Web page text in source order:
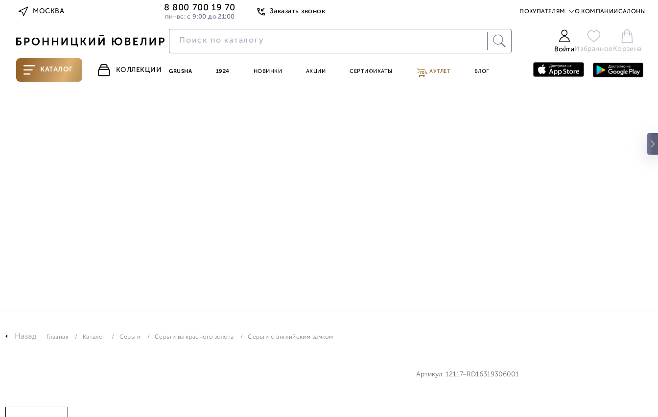
МОСКВА 8 800 700 19 70
пн-вс: с 9:00 до 21:00
Заказать звонок ПОКУПАТЕЛЯМ О КОМПАНИИ САЛОНЫ
ВойтиИзбранное Корзина
КАТАЛОГ КОЛЛЕКЦИИ GRUSHA 1924 НОВИНКИ АКЦИИ СЕРТИФИКАТЫ АУТЛЕТ БЛОГ
Назад Главная Каталог Серьги Серьги из красного золота Серьги с английским замком
Артикул: 12117-RD16319306001